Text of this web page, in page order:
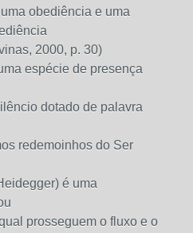
obediência e uma
2000, p. 30)
espécie de presença
dotado de palavra
redemoinhos do Ser
é uma
prosseguem o fluxo e o